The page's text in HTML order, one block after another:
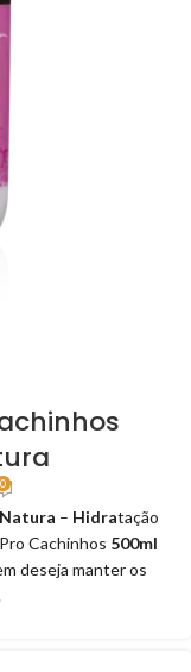
0
– Hidratação
Cachinhos 500ml
deseja manter os